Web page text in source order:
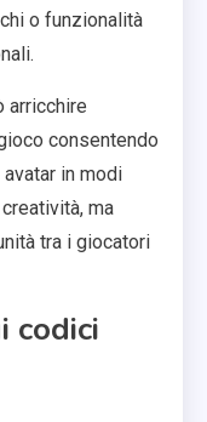
o funzionalità
arricchire
consentendo
in modi
ma
tra i giocatori
codici